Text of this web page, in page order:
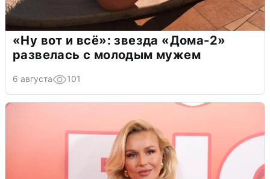
«Ну вот и всё»: звезда «Дома-2»
развелась с молодым мужем
6 августа 101